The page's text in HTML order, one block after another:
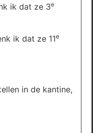
ik dat ze 3e
ik dat ze 11e
in de kantine,